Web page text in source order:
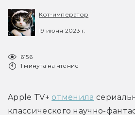
Кот-император
19 июня 2023 г.
6156
1 минута на чтение
Apple TV+ отменила
классического научно-